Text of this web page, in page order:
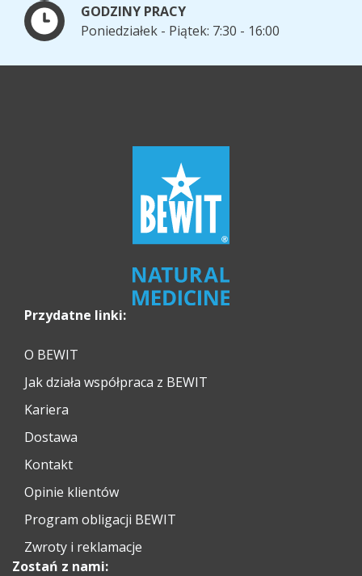
GODZINY PRACY
Poniedziałek - Piątek: 7:30 - 16:00
Przydatne linki:
O BEWIT
Jak działa współpraca z BEWIT
Kariera
Dostawa
Kontakt
Opinie klientów
Program obligacji BEWIT
Zwroty i reklamacje
Zostań z nami: